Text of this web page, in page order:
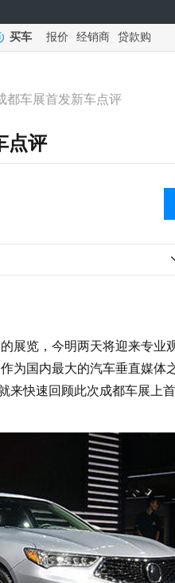
买车 报价 经销商 贷款购
都车展首发新车点评
点评
览，今明两天将迎来专业
为国内最大的汽车垂直媒体
来快速回顾此次成都车展上